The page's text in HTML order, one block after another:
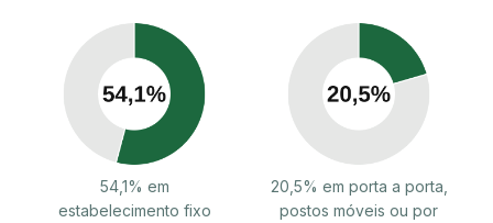
54,1% em
estabelecimento fixo
20,5% em porta a porta,
postos móveis ou por